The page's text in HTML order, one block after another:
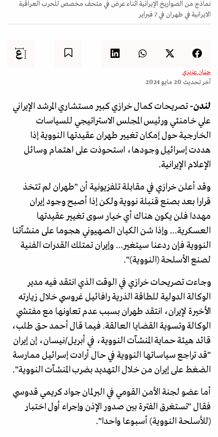
نماذج من الصواريخ الإيرانية اثناء عرض في متحف مخصص للحرب العراقية
الايرانية في طهران في 7 فبراير
حنان عزيزي
آخر تحديث 20 مايو 2024
لندن-تصريحات كمال خرازي كبير مستشاري المرشد الإيراني
علي خامنئي ورئيس المجلس الاستراتيجي للسياسات
الخارجية حول إمكان تغيير طهران عقيدتها النووية إذا
هددت إسرائيل وجودها، استحوذت على اهتمام وسائل
الإعلام الإيرانية.
وقد أعلن خرازي في مقابلة تلفزيونية أن "طهران لم تتخذ
قرارا بعد بصنع قنبلة نووية ولكن إذا أصبح وجود إيران
مهددا فلن يكون هناك أي خيار سوى تغيير عقيدتها
العسكرية... وإذا شن الكيان الصهيوني هجوما على منشآتنا
النووية فإن ردعنا سيتغير... وإيران تمتلك القدرات الفنية
لصنع الأسلحة (النووية)".
وجاءت تصريحات خرازي في الوقت الذي انتقد فيه مدير
الوكالة الدولية للطاقة الذرية رافائيل غروسي خلال زيارته
الأخيرة لإيران، انتقد طهران بسبب عدم تعاونها مع مفتشي
الوكالة وتسوية القضايا العالقة. فیما قال أحمد حق طلب،
قائد هيئة حماية المنشآت النووية، في أبريل/نيسان، إن إيران
"قد تراجع سياساتها النووية في حال أرادت إسرائيل ممارسة
الضغط على إيران من خلال التهديد بضرب المنشآت النووية".
أما عضو لجنة الأمن القومي في البرلمان جواد كريمي قدوسي
فقال "تستغرق الفترة بين صدور الإذن وإجراء أول اختبار
(للأسلحة النووية) أسبوعا واحدا".